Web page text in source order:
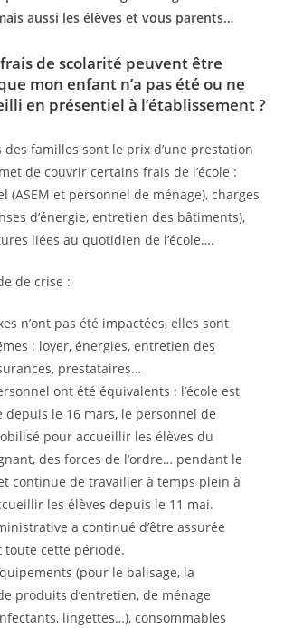
aussi les élèves et vous parents…
frais de scolarité peuvent être
mon enfant n’a pas été ou ne
en présentiel à l’établissement ?
familles sont le prix d’une prestation
de couvrir certains frais de l’école :
(ASEM et personnel de ménage), charges
d’énergie, entretien des bâtiments),
liées au quotidien de l’école….
de crise :
n’ont pas été impactées, elles sont
: loyer, énergies, entretien des
prestataires…
ont été équivalents : l’école est
depuis le 16 mars, le personnel de
pour accueillir les élèves du
des forces de l’ordre… pendant le
continue de travailler à temps plein à
les élèves depuis le 11 mai.
a continué d’être assurée
toute cette période.
(pour le balisage, la
produits d’entretien, de ménage
lingettes…), consommables